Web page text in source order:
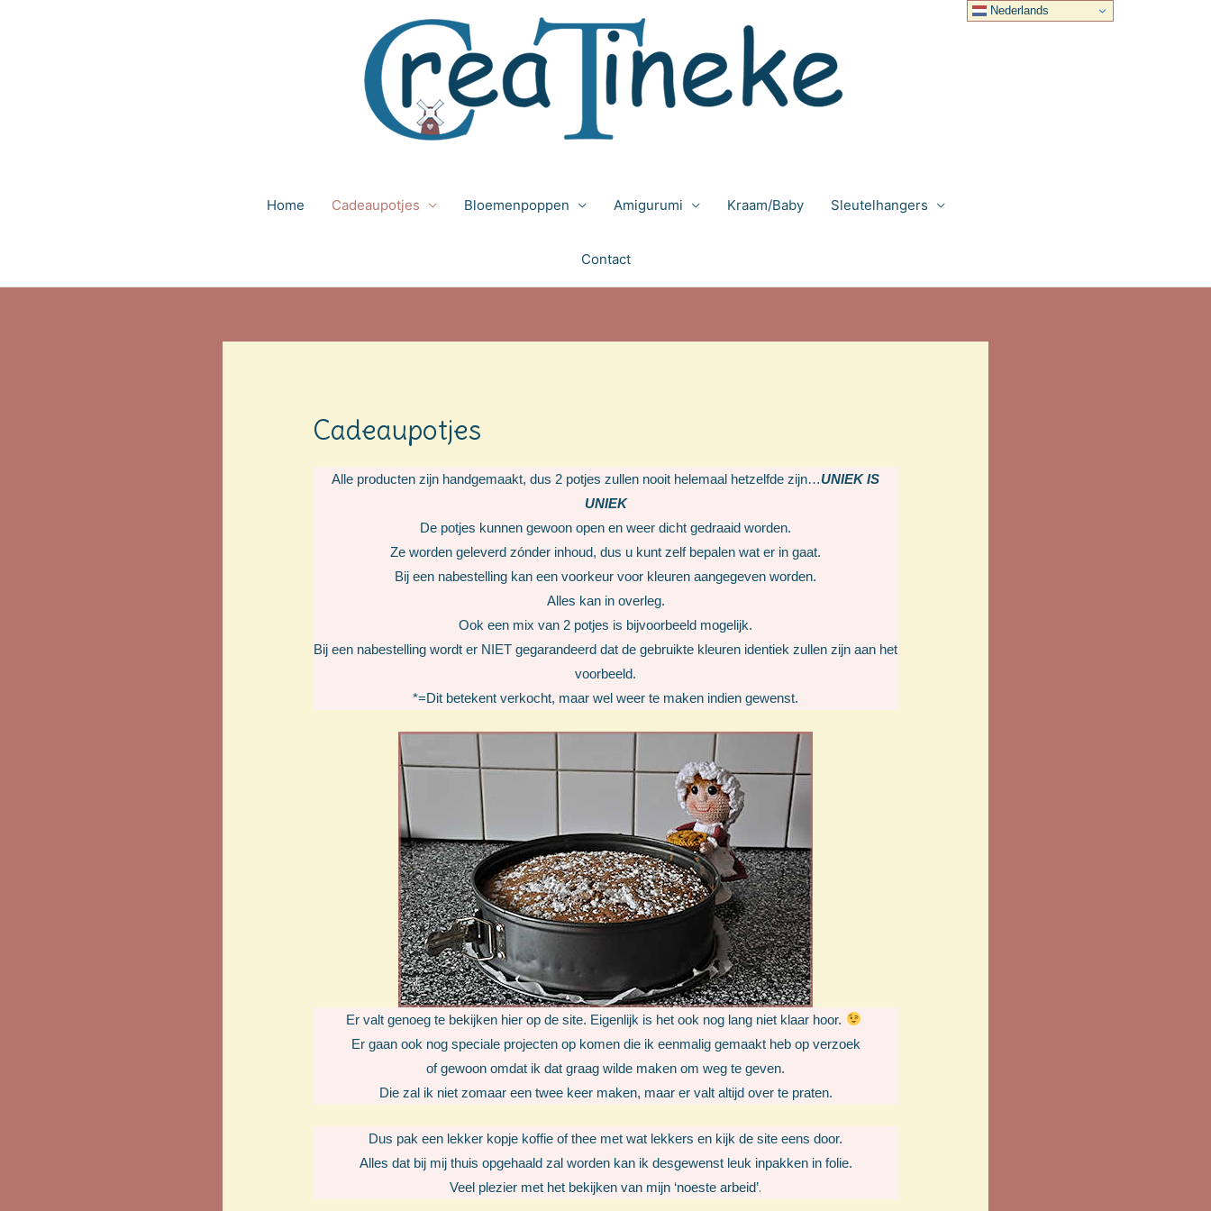
Home Cadeaupotjes Bloemenpoppen Amigurumi Kraam/Baby Sleutelhangers
Contact
Cadeaupotjes
Alle producten zijn handgemaakt, dus 2 potjes zullen nooit helemaal hetzelfde zijn…UNIEK IS
UNIEK
De potjes kunnen gewoon open en weer dicht gedraaid worden.
Ze worden geleverd zónder inhoud, dus u kunt zelf bepalen wat er in gaat.
Bij een nabestelling kan een voorkeur voor kleuren aangegeven worden.
Alles kan in overleg.
Ook een mix van 2 potjes is bijvoorbeeld mogelijk.
Bij een nabestelling wordt er NIET gegarandeerd dat de gebruikte kleuren identiek zullen zijn aan het
voorbeeld.
*=Dit betekent verkocht, maar wel weer te maken indien gewenst.
Er valt genoeg te bekijken hier op de site. Eigenlijk is het ook nog lang niet klaar hoor.
Er gaan ook nog speciale projecten op komen die ik eenmalig gemaakt heb op verzoek
of gewoon omdat ik dat graag wilde maken om weg te geven.
Die zal ik niet zomaar een twee keer maken, maar er valt altijd over te praten.
Dus pak een lekker kopje koffie of thee met wat lekkers en kijk de site eens door.
Alles dat bij mij thuis opgehaald zal worden kan ik desgewenst leuk inpakken in folie.
Veel plezier met het bekijken van mijn ‘noeste arbeid’.
Nederlands